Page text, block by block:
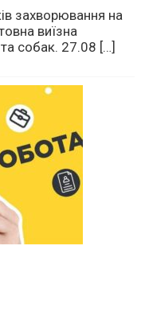
захворювання на
виїзна
собак. 27.08 […]